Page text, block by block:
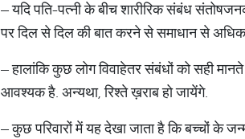
– यदि पति-पत्नी के बीच शारीरिक संबंध
पर दिल से दिल की बात करने से समाधान से
– हालांकि कुछ लोग विवाहेतर संबंधों को सही
आवश्यक है. अन्यथा, रिश्ते ख़राब हो जायेंगे.
– कुछ परिवारों में यह देखा जाता है कि बच्चों के